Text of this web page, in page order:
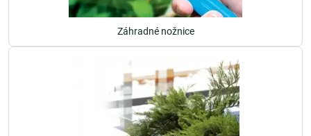
Záhradné nožnice